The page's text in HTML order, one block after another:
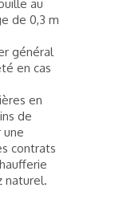
au
de 0,3 m
général
en cas
en
de
une
contrats
naturel.